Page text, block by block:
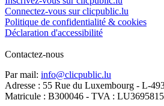
Connectez-vous sur clicpublic.lu
Politique de confidentialité & cookies
Déclaration d'accessibilité
Contactez-nous
Par mail: info@clicpublic.lu
Adresse : 55 Rue du Luxembourg - L-
Matricule : B300046 - TVA :